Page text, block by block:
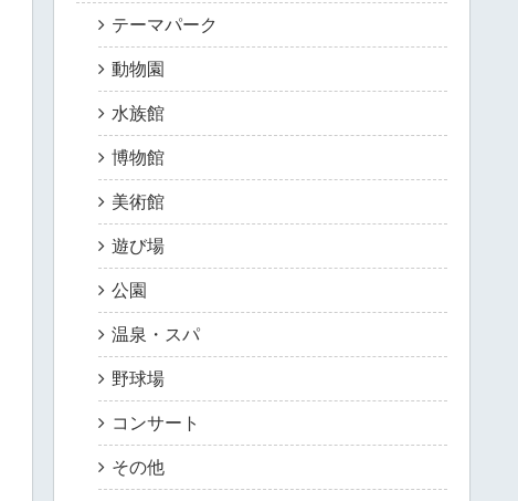
テーマパーク
動物園
水族館
博物館
美術館
遊び場
公園
温泉・スパ
野球場
コンサート
その他